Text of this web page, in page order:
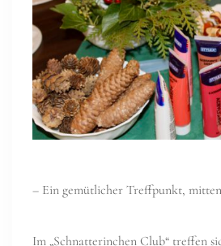
– Ein gemütlicher Treffpunkt,
Im „Schnatterinchen Club“ treffen